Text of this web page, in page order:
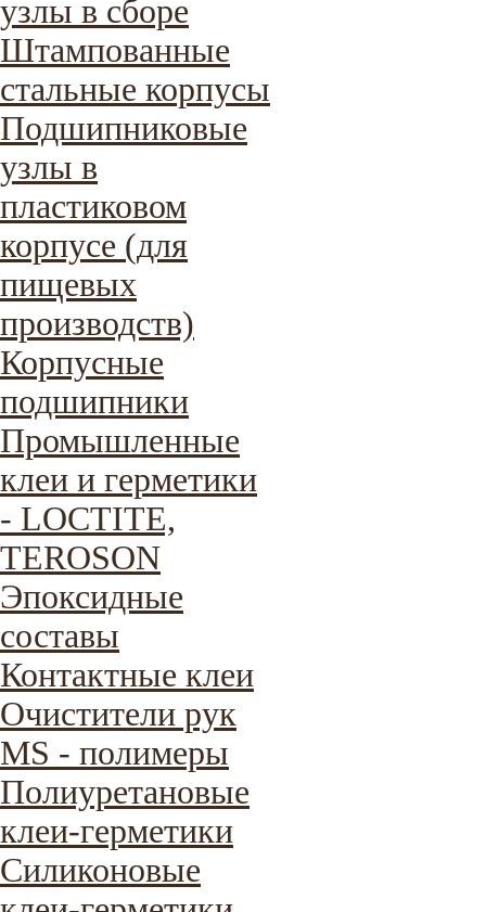
узлы в сборе
Штампованные
стальные корпусы
Подшипниковые
узлы в
пластиковом
корпусе (для
пищевых
производств)
Корпусные
подшипники
Промышленные
клеи и герметики
- LOCTITE,
TEROSON
Эпоксидные
составы
Контактные клеи
Очистители рук
MS - полимеры
Полиуретановые
клеи-герметики
Силиконовые